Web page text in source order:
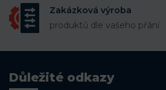
Zakázková výroba
produktů dle vašeho přání
Důležité odkazy